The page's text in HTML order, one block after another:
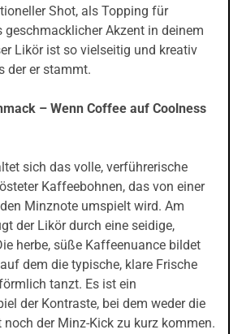
Shot, als Topping für
geschmacklicher Akzent in deinem
Likör ist so vielseitig und kreativ
der er stammt.
– Wenn Coffee auf Coolness
sich das volle, verführerische
Kaffeebohnen, das von einer
Minznote umspielt wird. Am
der Likör durch eine seidige,
herbe, süße Kaffeenuance bildet
dem die typische, klare Frische
tanzt. Es ist ein
der Kontraste, bei dem weder die
der Minz-Kick zu kurz kommen.